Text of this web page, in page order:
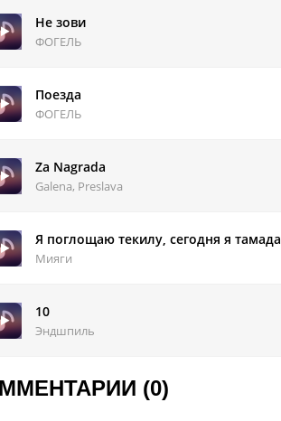
Не зови
ФОГЕЛЬ
Поезда
ФОГЕЛЬ
Za Nagrada
Galena, Preslava
Я поглощаю текилу, сегодня я тамада
Мияги
10
Эндшпиль
(0)